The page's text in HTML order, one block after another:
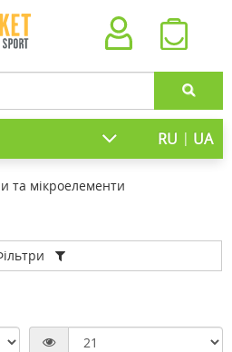
RU | UA
та мікроелементи